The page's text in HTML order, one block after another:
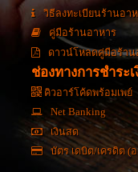
วิธีลงทะเบียนร้านอา
คู่มือร้านอาหาร
ดาวน์โหลดคู่มือร้า
ช่องทางการชำระเ
คิวอาร์โค้ดพร้อมเพย์
Net Banking
เงินสด
บัตร เดบิต/เครดิต (